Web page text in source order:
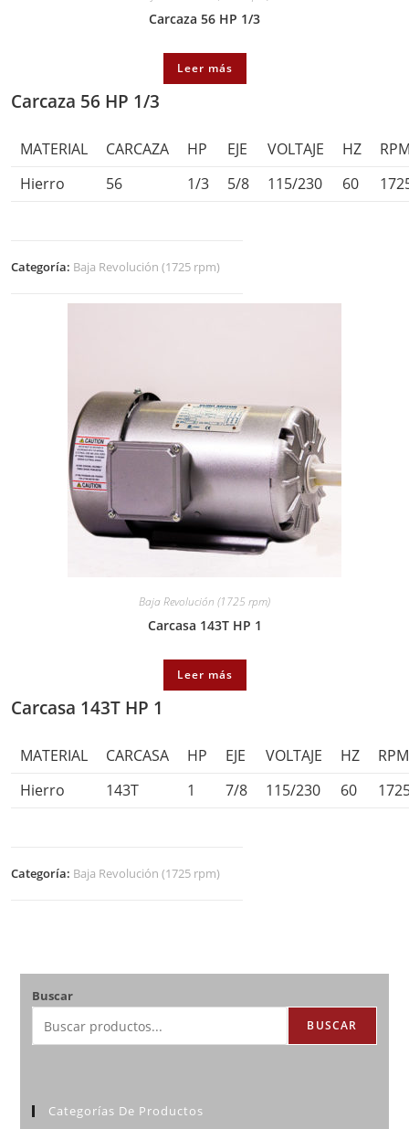
Carcaza 56 HP 1/3
Leer más
Carcaza 56 HP 1/3
MATERIAL CARCAZA HP EJE VOLTAJE HZ
Hierro
56 1/3 5/8 115/230 60
Categoría: Baja Revolución (1725 rpm)
Baja Revolución (1725 rpm)
Carcasa 143T HP 1
Leer más
Carcasa 143T HP 1
MATERIAL CARCASA HP EJE VOLTAJE HZ
RPM
Hierro
143T 1 7/8 115/230 60
Categoría: Baja Revolución (1725 rpm)
Buscar
BUSCAR
Categorías De Productos